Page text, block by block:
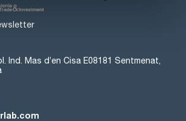
Ind. Mas d’en Cisa E08181 Sentmenat,